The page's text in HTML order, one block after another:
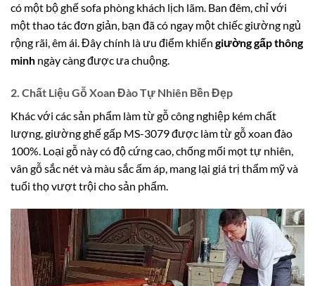
có một bộ ghế sofa phòng khách lịch lãm. Ban đêm, chỉ với
một thao tác đơn giản, bạn đã có ngay một chiếc giường ngủ
rộng rãi, êm ái. Đây chính là ưu điểm khiến giường gấp thông
minh ngày càng được ưa chuộng.
2. Chất Liệu Gỗ Xoan Đào Tự Nhiên Bền Đẹp
Khác với các sản phẩm làm từ gỗ công nghiệp kém chất
lượng, giường ghế gấp MS-3079 được làm từ gỗ xoan đào
100%. Loại gỗ này có độ cứng cao, chống mối mọt tự nhiên,
vân gỗ sắc nét và màu sắc ấm áp, mang lại giá trị thẩm mỹ và
tuổi thọ vượt trội cho sản phẩm.